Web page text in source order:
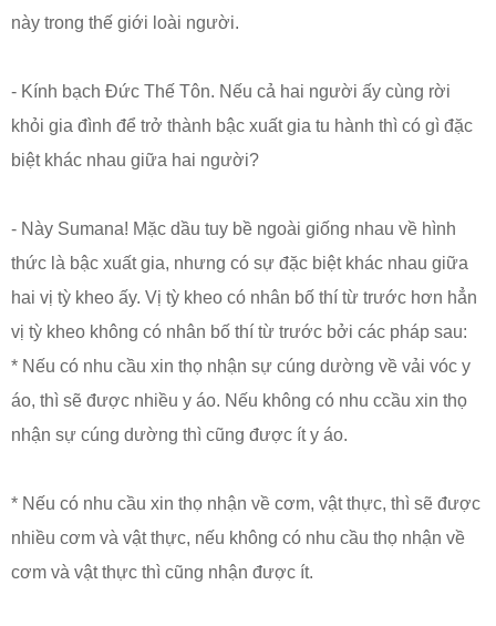
này trong thế giới loài người.
- Kính bạch Đức Thế Tôn. Nếu cả hai người ấy cùng rời
khỏi gia đình để trở thành bậc xuất gia tu hành thì có gì đặc
biệt khác nhau giữa hai người?
- Này Sumana! Mặc dầu tuy bề ngoài giống nhau về hình
thức là bậc xuất gia, nhưng có sự đặc biệt khác nhau giữa
hai vị tỳ kheo ấy. Vị tỳ kheo có nhân bố thí từ trước hơn hẳn
vị tỳ kheo không có nhân bố thí từ trước bởi các pháp sau:
* Nếu có nhu cầu xin thọ nhận sự cúng dường về vải vóc y
áo, thì sẽ được nhiều y áo. Nếu không có nhu ccầu xin thọ
nhận sự cúng dường thì cũng được ít y áo.
* Nếu có nhu cầu xin thọ nhận về cơm, vật thực, thì sẽ được
nhiều cơm và vật thực, nếu không có nhu cầu thọ nhận về
cơm và vật thực thì cũng nhận được ít.